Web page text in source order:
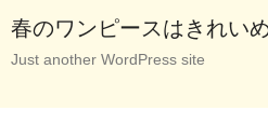
春のワンピースはきれい
Just another WordPress site